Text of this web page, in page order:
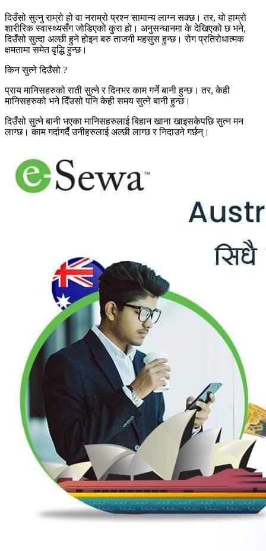
दिउँसो सुत्नु राम्रो हो वा नराम्रो प्रश्न सामान्य लाग्न सक्छ। तर, यो हाम्रो
शारीरिक स्वास्थ्यसँग जोडिएको कुरा हो। अनुसन्धानमा के देखिएको छ भने,
दिउँसो सुत्दा अल्छी हुने होइन बरु ताजगी महसुस हुन्छ। रोग प्रतिरोधात्मक
क्षमतामा समेत वृद्धि हुन्छ।
किन सुत्ने दिउँसो ?
प्राय मानिसहरुको राती सुत्ने र दिनभर काम गर्ने बानी हुन्छ। तर, केही
मानिसहरुको भने दिँउसो पनि केही समय सुत्ने बानी हुन्छ।
दिउँसो सुत्ने बानी भएका मानिसहरुलाई बिहान खाना खाइसकेपछि सुत्न मन
लाग्छ। काम गर्दागर्दै उनीहरुलाई अल्छी लाग्छ र निदाउने गर्छन्।